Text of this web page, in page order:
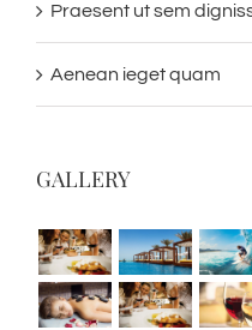
Praesent ut sem
Aenean ieget quam
GALLERY